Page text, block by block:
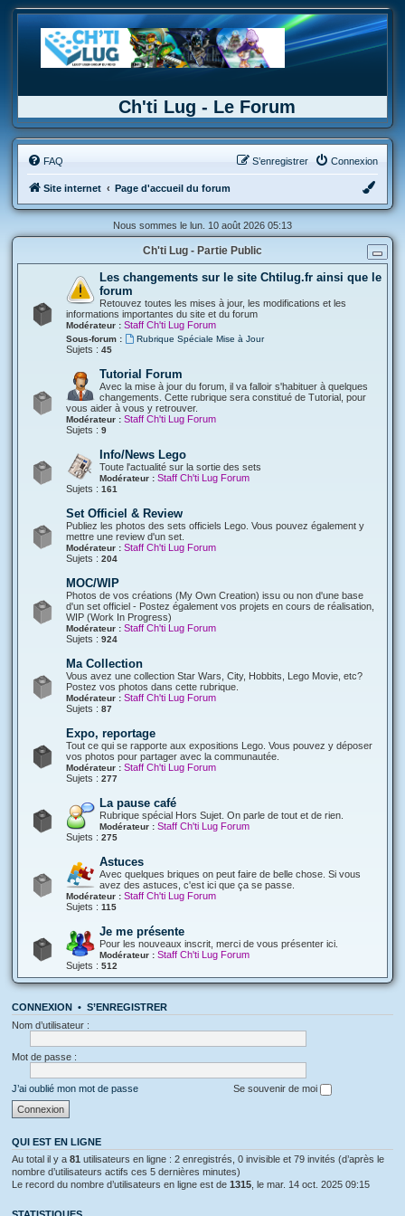
Ch'ti Lug - Le Forum
FAQ Connexion
S’enregistrer
Site internet Page d'accueil du forum
Nous sommes le lun. 10 août 2026 05:13
Ch'ti Lug - Partie Public
Les changements sur le site Chtilug.fr ainsi que le
forum
Retouvez toutes les mises à jour, les modifications et les
informations importantes du site et du forum
Modérateur : Staff Ch'ti Lug Forum
Sous-forum : Rubrique Spéciale Mise à Jour
Sujets : 45
Tutorial Forum
Avec la mise à jour du forum, il va falloir s'habituer à quelques
changements. Cette rubrique sera constitué de Tutorial, pour
vous aider à vous y retrouver.
Modérateur : Staff Ch'ti Lug Forum
Sujets : 9
Info/News Lego
Toute l'actualité sur la sortie des sets
Modérateur : Staff Ch'ti Lug Forum
Sujets : 161
Set Officiel & Review
Publiez les photos des sets officiels Lego. Vous pouvez également y
mettre une review d'un set.
Modérateur : Staff Ch'ti Lug Forum
Sujets : 204
MOC/WIP
Photos de vos créations (My Own Creation) issu ou non d'une base
d'un set officiel - Postez également vos projets en cours de réalisation,
WIP (Work In Progress)
Modérateur : Staff Ch'ti Lug Forum
Sujets : 924
Ma Collection
Vous avez une collection Star Wars, City, Hobbits, Lego Movie, etc?
Postez vos photos dans cette rubrique.
Modérateur : Staff Ch'ti Lug Forum
Sujets : 87
Expo, reportage
Tout ce qui se rapporte aux expositions Lego. Vous pouvez y déposer
vos photos pour partager avec la communautée.
Modérateur : Staff Ch'ti Lug Forum
Sujets : 277
La pause café
Rubrique spécial Hors Sujet. On parle de tout et de rien.
Modérateur : Staff Ch'ti Lug Forum
Sujets : 275
Astuces
Avec quelques briques on peut faire de belle chose. Si vous
avez des astuces, c'est ici que ça se passe.
Modérateur : Staff Ch'ti Lug Forum
Sujets : 115
Je me présente
Pour les nouveaux inscrit, merci de vous présenter ici.
Modérateur : Staff Ch'ti Lug Forum
Sujets : 512
CONNEXION • S’ENREGISTRER
Nom d’utilisateur :
Mot de passe :
J’ai oublié mon mot de passe Se souvenir de moi
QUI EST EN LIGNE
Au total il y a 81 utilisateurs en ligne : 2 enregistrés, 0 invisible et 79 invités (d’après le
nombre d’utilisateurs actifs ces 5 dernières minutes)
Le record du nombre d’utilisateurs en ligne est de 1315 , le mar. 14 oct. 2025 09:15